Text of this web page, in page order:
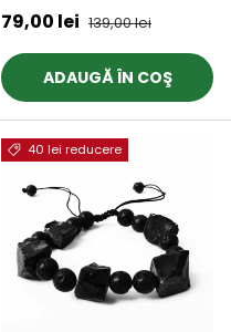
Decoratiuni, Piatra
Preț de vânzare
79,00 lei Preț obișnuit
139,00 lei
ADAUGĂ ÎN COŞ
40 lei reducere